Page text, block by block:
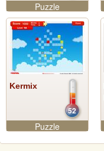
Puzzle
Kermix
52
Puzzle